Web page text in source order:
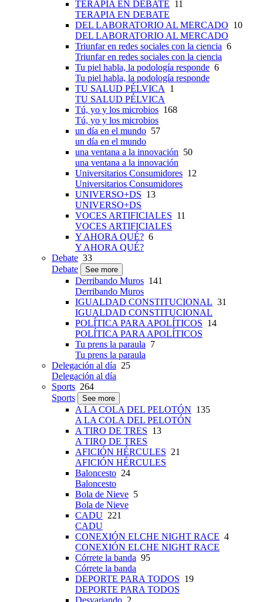
TERAPIA EN DEBATE 11
TERAPIA EN DEBATE
DEL LABORATORIO AL MERCADO 10
DEL LABORATORIO AL MERCADO
Triunfar en redes sociales con la ciencia 6
Triunfar en redes sociales con la ciencia
Tu piel habla, la podología responde 6
Tu piel habla, la podología responde
TU SALUD PÉLVICA 1
TU SALUD PÉLVICA
Tú, yo y los microbios 168
Tú, yo y los microbios
un día en el mundo 57
un día en el mundo
una ventana a la innovación 50
una ventana a la innovación
Universitarios Consumidores 12
Universitarios Consumidores
UNIVERSO+DS 13
UNIVERSO+DS
VOCES ARTIFICIALES 11
VOCES ARTIFICIALES
Y AHORA QUÉ? 6
Y AHORA QUÉ?
Debate 33
Debate
See more
Derribando Muros 141
Derribando Muros
IGUALDAD CONSTITUCIONAL 31
IGUALDAD CONSTITUCIONAL
POLÍTICA PARA APOLÍTICOS 14
POLÍTICA PARA APOLÍTICOS
Tu prens la paraula 7
Tu prens la paraula
Delegación al día 25
Delegación al día
Sports 264
Sports
See more
A LA COLA DEL PELOTÓN 135
A LA COLA DEL PELOTÓN
A TIRO DE TRES 13
A TIRO DE TRES
AFICIÓN HÉRCULES 21
AFICIÓN HÉRCULES
Baloncesto 24
Baloncesto
Bola de Nieve 5
Bola de Nieve
CADU 221
CADU
CONEXIÓN ELCHE NIGHT RACE 4
CONEXIÓN ELCHE NIGHT RACE
Córrete la banda 95
Córrete la banda
DEPORTE PARA TODOS 19
DEPORTE PARA TODOS